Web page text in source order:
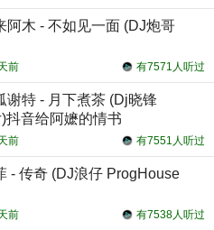
阿木 - 不如见一面 (DJ炮哥
有7571人听过
前
谢特 - 月下煮茶 (Dj晓锋
抖音给阿嬷的情书
有7551人听过
前
- 传奇 (DJ浪仔 ProgHouse
有7538人听过
前